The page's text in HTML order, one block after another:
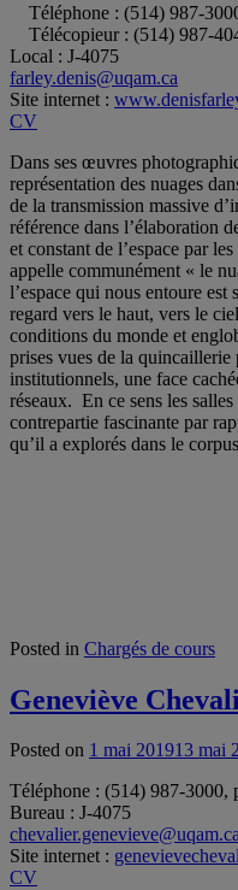
Téléphone : (514) 987-
Télécopieur : (514) 987-
Local : J-4075
farley.denis@uqam.ca
Site internet :
CV
Dans ses œuvres
représentation des nuages
de la transmission massive
référence dans l’élaboration
et constant de l’espace par
appelle communément « le
l’espace qui nous entoure
regard vers le haut, vers le
conditions du monde et
prises vues de la quincaillerie
institutionnels, une face
réseaux. En ce sens les
contrepartie fascinante par
qu’il a explorés dans le
Posted in Chargés de cours
Geneviève
Posted on 1 mai 201913 mai
Téléphone : (514) 987-3000,
Bureau : J-4075
Site internet :
CV